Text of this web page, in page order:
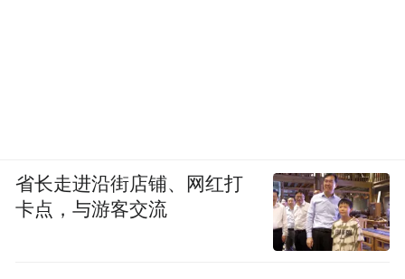
省长走进沿街店铺、网红打
卡点，与游客交流